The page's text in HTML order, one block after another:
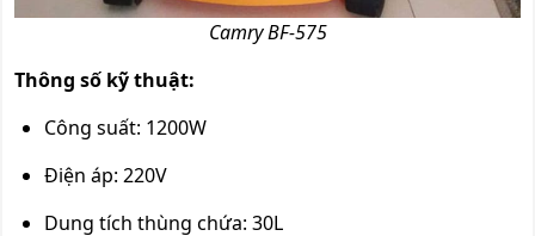
Camry BF-575
Thông số kỹ thuật:
Công suất: 1200W
Điện áp: 220V
Dung tích thùng chứa: 30L